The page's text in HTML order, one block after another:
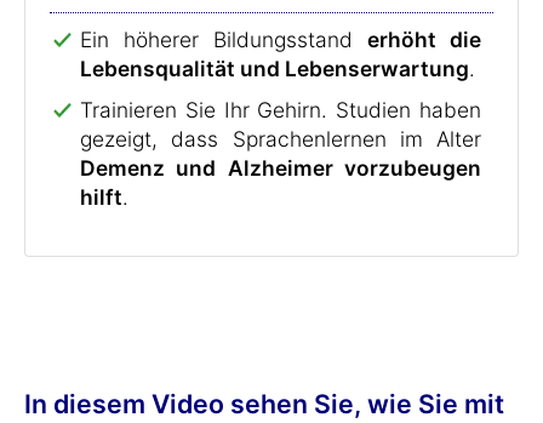
Ein höherer Bildungsstand erhöht die
Lebensqualität und Lebenserwartung.
Trainieren Sie Ihr Gehirn. Studien haben
gezeigt, dass Sprachenlernen im Alter
Demenz und Alzheimer vorzubeugen
hilft.
In diesem Video sehen Sie, wie Sie mit